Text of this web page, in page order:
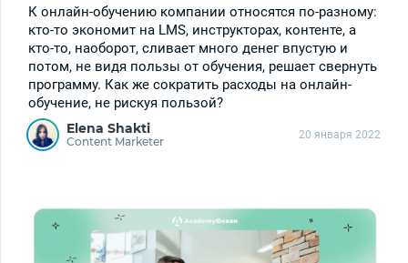
К онлайн-обучению компании относятся по-разному:
кто-то экономит на LMS, инструкторах, контенте, а
кто-то, наоборот, сливает много денег впустую и
потом, не видя пользы от обучения, решает свернуть
программу. Как же сократить расходы на онлайн-
обучение, не рискуя пользой?
Elena Shakti
Content Marketer 20 января 2022